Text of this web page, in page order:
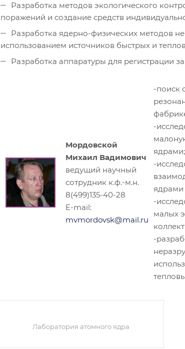
Разработка методов экологического
поражений и создание средств
Разработка ядерно-физических методов
использованием источников быстрых и
Разработка аппаратуры для регистрации
Мордовской
Михаил Вадимович
ведущий научный
сотрудник к.ф.-м.н.
8(499)135-40-28
E-mail:
mvmordovsk@mail.ru
-поиск
-
ядрами;
-
ядрами
-
малых
-
Лаборатория атомного ядра